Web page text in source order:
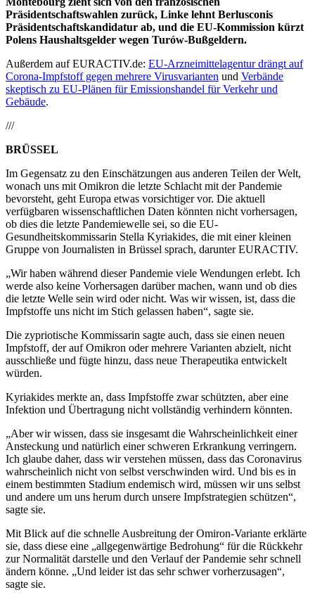
Präsidentschaftswahlen zurück, Linke lehnt Berlusconis
Präsidentschaftskandidatur ab, und die EU-Kommission kürzt
Polens Haushaltsgelder wegen Turów-Bußgeldern.
Außerdem auf EURACTIV.de: EU-Arzneimittelagentur drängt auf
Corona-Impfstoff gegen mehrere Virusvarianten und Verbände
skeptisch zu EU-Plänen für Emissionshandel für Verkehr und
Gebäude.
///
BRÜSSEL
Im Gegensatz zu den Einschätzungen aus anderen Teilen der Welt,
wonach uns mit Omikron die letzte Schlacht mit der Pandemie
bevorsteht, geht Europa etwas vorsichtiger vor. Die aktuell
verfügbaren wissenschaftlichen Daten könnten nicht vorhersagen,
ob dies die letzte Pandemiewelle sei, so die EU-
Gesundheitskommissarin Stella Kyriakides, die mit einer kleinen
Gruppe von Journalisten in Brüssel sprach, darunter EURACTIV.
„Wir haben während dieser Pandemie viele Wendungen erlebt. Ich
werde also keine Vorhersagen darüber machen, wann und ob dies
die letzte Welle sein wird oder nicht. Was wir wissen, ist, dass die
Impfstoffe uns nicht im Stich gelassen haben“, sagte sie.
Die zypriotische Kommissarin sagte auch, dass sie einen neuen
Impfstoff, der auf Omikron oder mehrere Varianten abzielt, nicht
ausschließe und fügte hinzu, dass neue Therapeutika entwickelt
würden.
Kyriakides merkte an, dass Impfstoffe zwar schützten, aber eine
Infektion und Übertragung nicht vollständig verhindern könnten.
„Aber wir wissen, dass sie insgesamt die Wahrscheinlichkeit einer
Ansteckung und natürlich einer schweren Erkrankung verringern.
Ich glaube daher, dass wir verstehen müssen, dass das Coronavirus
wahrscheinlich nicht von selbst verschwinden wird. Und bis es in
einem bestimmten Stadium endemisch wird, müssen wir uns selbst
und andere um uns herum durch unsere Impfstrategien schützen“,
sagte sie.
Mit Blick auf die schnelle Ausbreitung der Omiron-Variante erklärte
sie, dass diese eine „allgegenwärtige Bedrohung“ für die Rückkehr
zur Normalität darstelle und den Verlauf der Pandemie sehr schnell
ändern könne. „Und leider ist das sehr schwer vorherzusagen“,
sagte sie.